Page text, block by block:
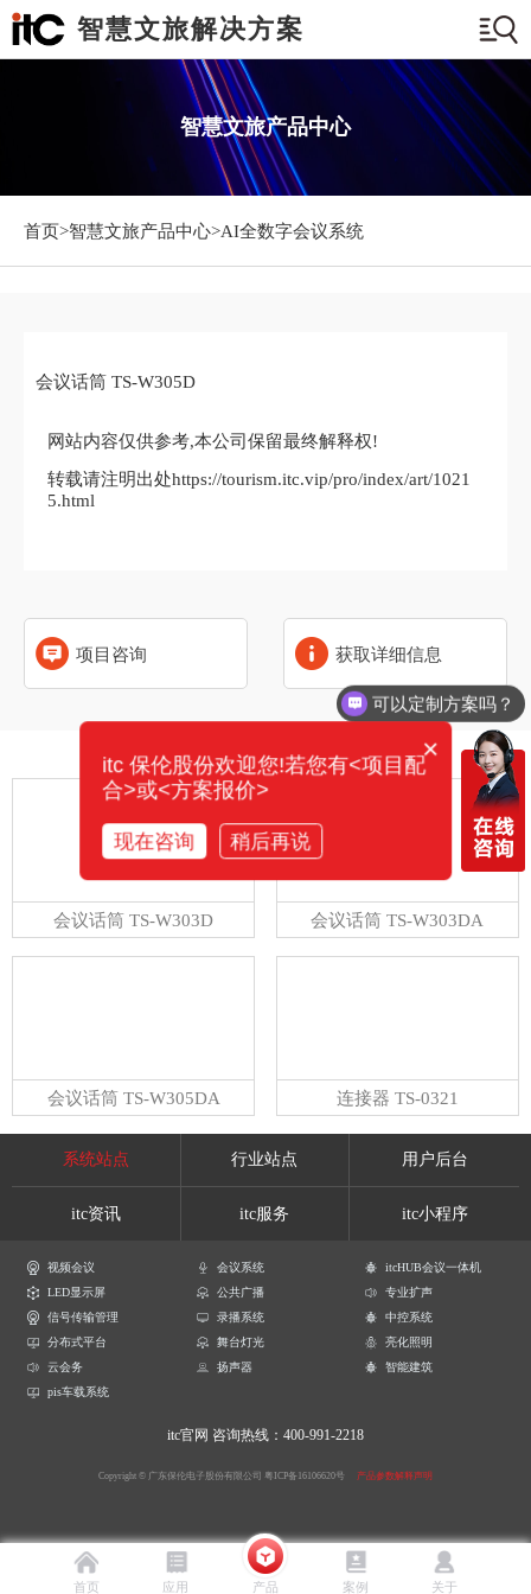
智慧文旅解决方案
智慧文旅产品中心
首页>智慧文旅产品中心>AI全数字会议系统
会议话筒 TS-W305D
网站内容仅供参考,本公司保留最终解释权!
转载请注明出处https://tourism.itc.vip/pro/index/art/1021
5.html
项目咨询 获取详细信息
相关产品
会议话筒 TS-W303D 会议话筒 TS-W303DA
会议话筒 TS-W305DA 连接器 TS-0321
系统站点 行业站点 用户后台
itc资讯 itc服务 itc小程序
视频会议 会议系统
itcHUB会议一体机
LED显示屏
公共广播
专业扩声
信号传输管理
录播系统
中控系统
分布式平台
舞台灯光
亮化照明
云会务
扬声器
智能建筑
pis车载系统
itc官网 咨询热线：400-991-2218
Copyright © 广东保伦电子股份有限公司 粤ICP备16106620号 产品参数解释声明
首页 应用 产品 案例 关于
可以定制方案吗？
×
itc 保伦股份欢迎您!若您有<项目配
合>或<方案报价>
现在咨询 稍后再说